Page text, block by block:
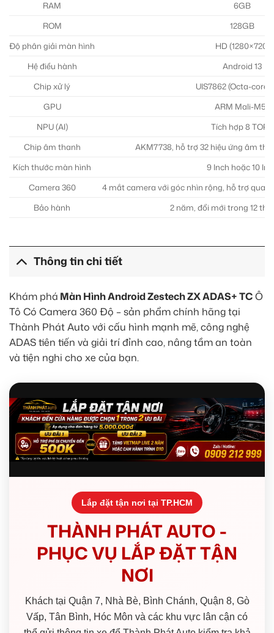
RAM
6GB
ROM
128GB
Độ phân giải màn hình
HD (1280×720)
Hệ điều hành
Android 13
Chip xử lý
UIS7862 (Octa-core
GPU
ARM Mali-M57
NPU (AI)
Tích hợp 8 TOPS
Chip âm thanh
AKM7738, hỗ trợ 32 hiệu ứng âm
Kích thước màn hình
9 Inch hoặc 10
Camera 360
4 mắt camera với góc nhìn rộng, hỗ trợ
Bảo hành
2 năm, đổi mới trong 12
Thông tin chi tiết
Khám phá Màn Hình Android Zestech ZX ADAS+ TCÔ
Tô Có Camera 360 Độ – sản phẩm chính hãng tại
Thành Phát Auto với cấu hình mạnh mẽ, công nghệ
ADAS tiên tiến và giải trí đỉnh cao, nâng tầm an toàn
và tiện nghi cho xe của bạn.
Lắp đặt tận nơi tại TP.HCM
THÀNH PHÁT AUTO -
PHỤC VỤ LẮP ĐẶT TẬN
NƠI
Khách tại Quận 7, Nhà Bè, Bình Chánh, Quận 8, Gò
Vấp, Tân Bình, Hóc Môn và các khu vực lân cận có